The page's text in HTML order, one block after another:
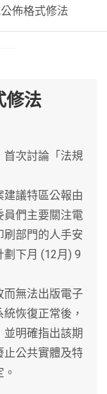
佈格式修法
修法
次討論「法規
議特區公報由
員們主要關注電
部門的人手安
下月 (12月) 9
無法出版電子
恢復正常後，
明確指出該期
止公共實體及特